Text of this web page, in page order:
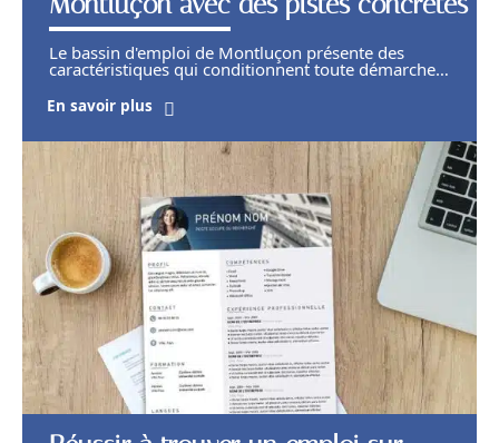
Le bassin d'emploi de Montluçon présente des
caractéristiques qui conditionnent toute démarche…
En savoir plus